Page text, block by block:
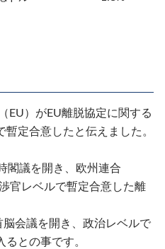
EU）がEU離脱協定に関する
定合意したと伝えました。
閣議を開き、欧州連合
官レベルで暫定合意した離
脳会議を開き、政治レベルで
との事です。